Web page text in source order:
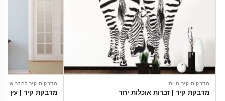
מדבקות קיר חיות
מדבקת קיר | זברות אוכלות יחד
מדבקות קיר לחדר שינה
מדבקת קיר | עץ